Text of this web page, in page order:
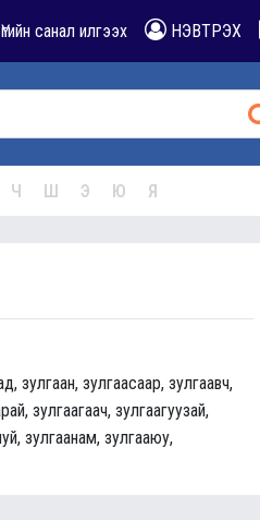
Үгийн санал илгээх НЭВТРЭХ
Ч Ш Э Ю Я
зулгаан, зулгаасаар, зулгаавч,
зулгаагаач, зулгаагуузай,
зулгаанам, зулгааюу,